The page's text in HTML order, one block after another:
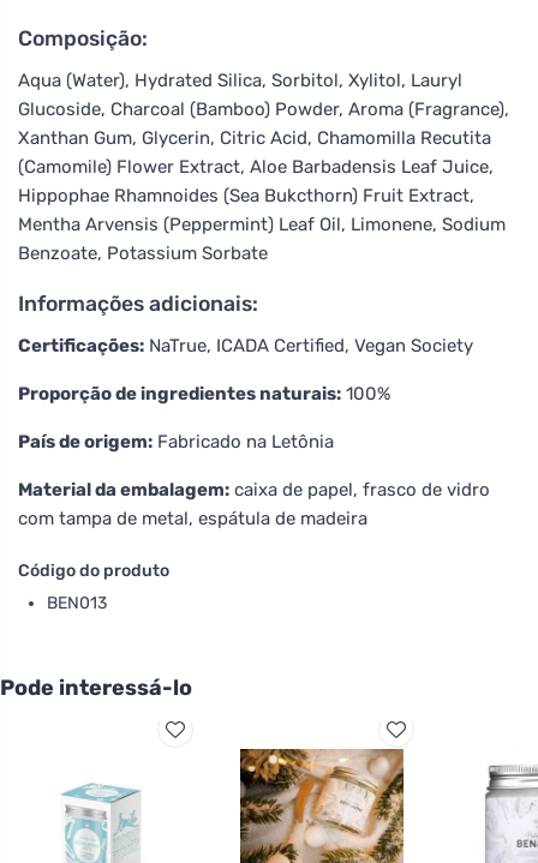
Composição:
Aqua (Water), Hydrated Silica, Sorbitol, Xylitol, Lauryl
Glucoside, Charcoal (Bamboo) Powder, Aroma (Fragrance),
Xanthan Gum, Glycerin, Citric Acid, Chamomilla Recutita
(Camomile) Flower Extract, Aloe Barbadensis Leaf Juice,
Hippophae Rhamnoides (Sea Bukcthorn) Fruit Extract,
Mentha Arvensis (Peppermint) Leaf Oil, Limonene, Sodium
Benzoate, Potassium Sorbate
Informações adicionais:
Certificações: NaTrue, ICADA Certified, Vegan Society
Proporção de ingredientes naturais: 100%
País de origem: Fabricado na Letônia
Material da embalagem: caixa de papel, frasco de vidro
com tampa de metal, espátula de madeira
Código do produto
BEN013
Pode interessá-lo